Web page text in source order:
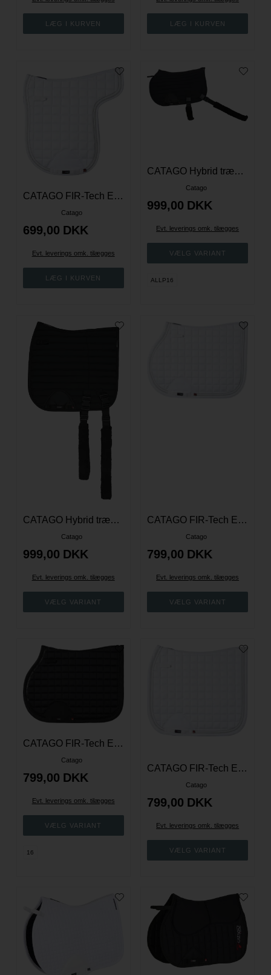
CATAGO FIR-Tech Elegant islænder underlag - Hvid
Catago
699,00 DKK
Evt. leverings omk. tilægges
CATAGO Hybrid træningsschabrack med elastikker - Spring - Sort
Catago
999,00 DKK
Evt. leverings omk. tilægges
ALLP16
CATAGO Hybrid træningsschabrack med elastikker - Dressur - Sort
Catago
999,00 DKK
Evt. leverings omk. tilægges
CATAGO FIR-Tech Elegant Schabrack - Hvid
Catago
799,00 DKK
Evt. leverings omk. tilægges
CATAGO FIR-Tech Elegant Schabrack
Catago
799,00 DKK
Evt. leverings omk. tilægges
16
CATAGO FIR-Tech Elegant Schabrack
Catago
799,00 DKK
Evt. leverings omk. tilægges